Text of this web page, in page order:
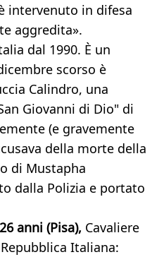
intervenuto in difesa
aggredita».
dal 1990. È un
scorso è
Calindro, una
Giovanni di Dio" di
(e gravemente
della morte della
di Mustapha
dalla Polizia e portato
anni (Pisa), Cavaliere
Italiana: